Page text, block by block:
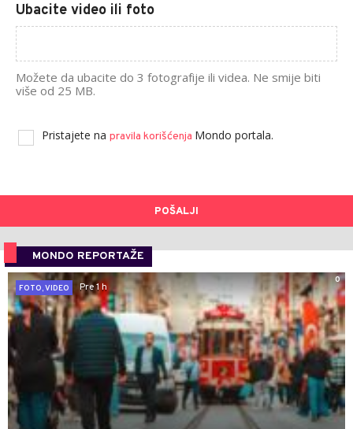
Ubacite video ili foto
Možete da ubacite do 3 fotografije ili videa. Ne smije biti
više od 25 MB.
Pristajete na pravila korišćenja Mondo portala.
POŠALJI
MONDO REPORTAŽE
0
FOTO, VIDEO
Pre 1 h